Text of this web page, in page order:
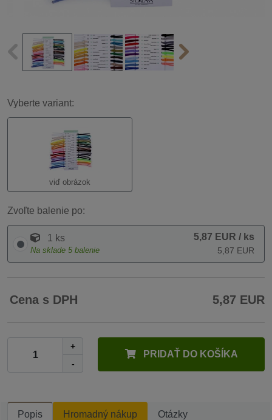
Vyberte variant:
viď obrázok
Zvoľte balenie po:
1 ks
Na sklade 5 balenie
5,87 EUR / ks
5,87 EUR
Cena s DPH 5,87 EUR
+
-
PRIDAŤ DO KOŠÍKA
Popis Hromadný nákup Otázky